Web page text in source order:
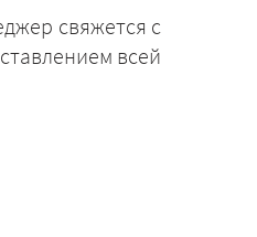
свяжется с
всей